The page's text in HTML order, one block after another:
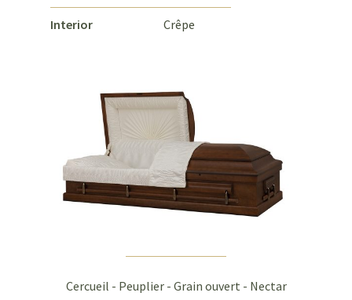
Interior Crêpe
Cercueil - Peuplier - Grain ouvert - Nectar